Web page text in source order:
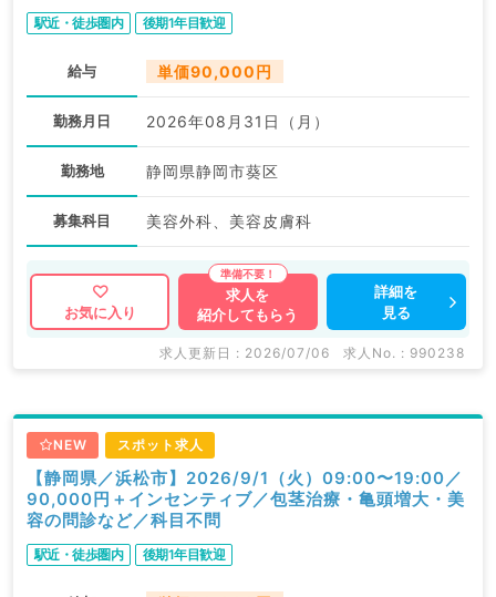
駅近・徒歩圏内 後期1年目歓迎
給与 単価90,000円
勤務月日 2026年08月31日（月）
勤務地 静岡県静岡市葵区
募集科目 美容外科、美容皮膚科
お気に入り
求人を
紹介してもらう
詳細を
見る
求人更新日 : 2026/07/06 求人No. : 990238
NEW スポット求人
【静岡県／浜松市】2026/9/1（火）09:00〜19:00／
90,000円＋インセンティブ／包茎治療・亀頭増大・美
容の問診など／科目不問
駅近・徒歩圏内 後期1年目歓迎